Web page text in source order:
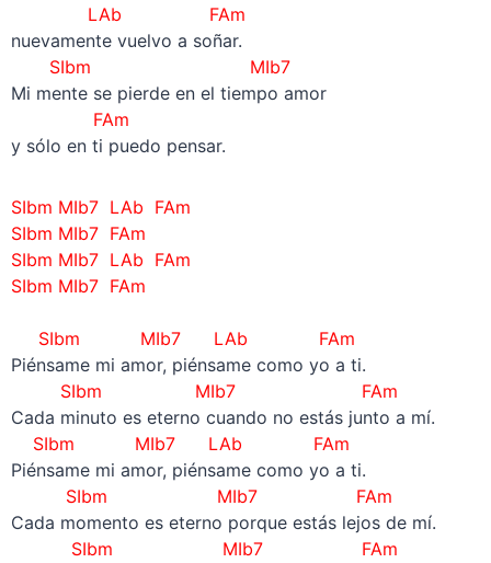
LAb FAm
nuevamente vuelvo a soñar.
SIbm MIb7
Mi mente se pierde en el tiempo amor
FAm
y sólo en ti puedo pensar.
SIbm MIb7 LAb FAm
SIbm MIb7 FAm
SIbm MIb7 LAb FAm
SIbm MIb7 FAm
SIbm MIb7 LAb FAm
Piénsame mi amor, piénsame como yo a ti.
SIbm MIb7 FAm
Cada minuto es eterno cuando no estás junto a mí.
SIbm MIb7 LAb FAm
Piénsame mi amor, piénsame como yo a ti.
SIbm MIb7 FAm
Cada momento es eterno porque estás lejos de mí.
SIbm MIb7 FAm